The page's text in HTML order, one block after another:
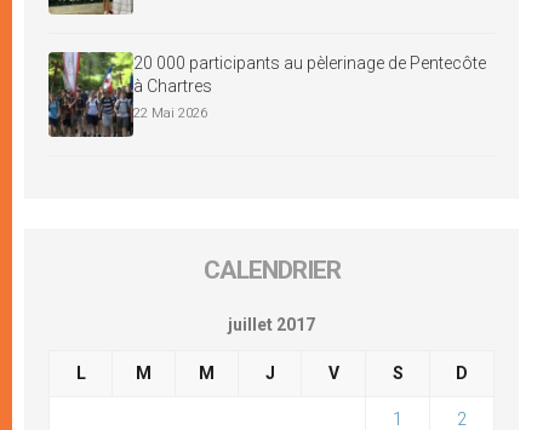
20 000 participants au pèlerinage de Pentecôte
à Chartres
22 Mai 2026
CALENDRIER
juillet 2017
L M M J V S D
1 2